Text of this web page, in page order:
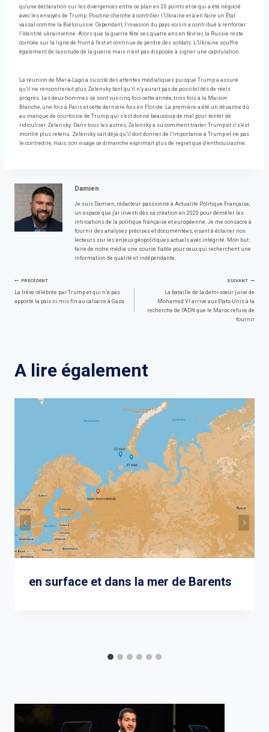
qu'une déclaration sur les divergences entre ce plan en 20 points et ce qui a été négocié
avec les envoyés de Trump. Poutine cherche à contrôler l’Ukraine et à en faire un État
vassal comme la Biélorussie. Cependant, l’invasion du pays voisin a contribué à renforcer
l’identité ukrainienne. Alors que la guerre fête ses quatre ans en février, la Russie reste
coincée sur la ligne de front à l'est et continue de perdre des soldats. L’Ukraine souffre
également de lassitude de la guerre mais n’est pas disposée à signer une capitulation.
La réunion de Mar-a-Lago a suscité des attentes médiatiques puisque Trump a assuré
qu’il ne rencontrerait plus Zelensky tant qu’il n’y aurait pas de possibilités de réels
progrès. Les deux hommes se sont vus cinq fois cette année, trois fois à la Maison
Blanche, une fois à Paris et cette dernière fois en Floride. La première a été un désastre dû
au manque de courtoisie de Trump, qui s’est donné beaucoup de mal pour tenter de
ridiculiser Zelensky. Dans tous les autres, Zelensky a su comment traiter Trump et il s’est
montré plus retenu. Zelensky sait déjà qu’il doit donner de l’importance à Trump et ne pas
le contredire, mais son visage ce dimanche exprimait plus de regret que d’enthousiasme.
Damien
Je suis Damien, rédacteur passionné à Actualité Politique Française,
un espace que j'ai investi dès sa création en 2020 pour démêler les
intrications de la politique française et européenne. Je me consacre à
fournir des analyses précises et documentées, visant à éclairer nos
lecteurs sur les enjeux géopolitiques actuels avec intégrité. Mon but :
faire de notre média une source fiable pour ceux qui recherchent une
information de qualité et indépendante.
Navigation
PRÉCÉDENT
La trêve célébrée par Trump et qui n’a pas
apporté la paix ni mis fin au calvaire à Gaza
SUIVANT
La bataille de la demi-sœur juive de
Mohamed VI arrive aux Etats-Unis à la
recherche de l'ADN que le Maroc refuse de
fournir
A lire également
en surface et dans la mer de Barents